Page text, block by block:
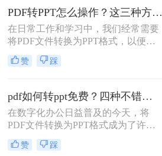
尤为重要。PPT（PowerPoint）作为演
示文稿的标准格式，提供了丰富的编
辑功能和动画效果，能够更直观地展
示信息。本文将详细介绍pdf怎么转
ppt格式的文件，包括使用专业软件、
在线转换工具以及手动转换等多种方
PDF转PPT怎么操作？这三种方法有效快速解决！
在日常工作和学习中，我们经常需要
将PDF文件转换为PPT格式，以便进
行演示、编辑或分享。PDF（Portable
Document Format）文件因其跨平台性
PPT（PowerPoint）文件则以其丰富的
编辑功能和直观的演示效果而著称。
本文将详细介绍PDF转PPT怎么操
作，包括使用专业软件、在线工具以
及手动复制粘贴等多种方法。
赞 踩
pdf如何转ppt免费？四种不错的解决方法。
在数字化办公日益普及的今天，将
PDF文件转换为PPT格式成为了许多
职场人士和学生群体的常见需求。
PDF（Portable Document Format）因
赞 踩